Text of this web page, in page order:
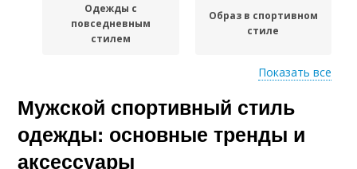
Одежды с
повседневным
стилем
Образ в спортивном
стиле
Образа в спортивном
стиле
повседневной
Показать все
Мужской спортивный стиль
одежды: основные тренды и
аксессуары